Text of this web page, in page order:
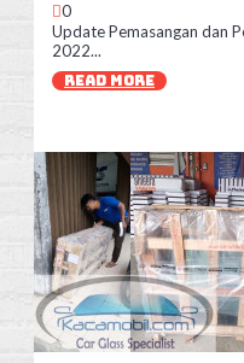
0
Update Pemasangan dan
2022...
READ MORE